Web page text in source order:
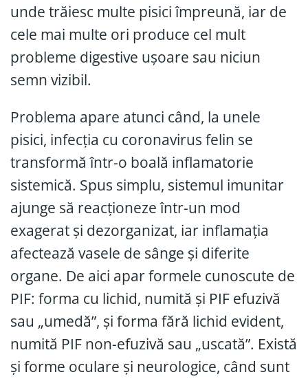
unde trăiesc multe pisici împreună, iar de
cele mai multe ori produce cel mult
probleme digestive ușoare sau niciun
semn vizibil.
Problema apare atunci când, la unele
pisici, infecția cu coronavirus felin se
transformă într-o boală inflamatorie
sistemică. Spus simplu, sistemul imunitar
ajunge să reacționeze într-un mod
exagerat și dezorganizat, iar inflamația
afectează vasele de sânge și diferite
organe. De aici apar formele cunoscute de
PIF: forma cu lichid, numită și PIF efuzivă
sau „umedă”, și forma fără lichid evident,
numită PIF non-efuzivă sau „uscată”. Există
și forme oculare și neurologice, când sunt